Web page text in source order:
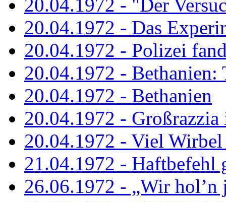
20.04.1972 - "Der
20.04.1972 - Das
20.04.1972 - Polizei
20.04.1972 - Bethanien:
20.04.1972 - Bethanien
20.04.1972 - Großrazzia
20.04.1972 - Viel
21.04.1972 - Haftbefehl
26.06.1972 - „Wir hol’n